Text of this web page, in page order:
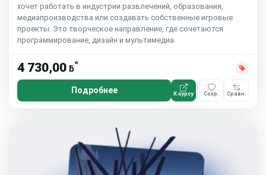
хочет работать в индустрии развлечений, образования,
медиапроизводства или создавать собственные игровые
проекты. Это творческое направление, где сочетаются
программирование, дизайн и мультимедиа
4 730,00 ƃ*
Подробнее К курсу Сохр. Сравн.